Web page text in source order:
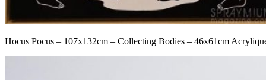
Hocus Pocus – 107x132cm – Collecting Bodies – 46x61cm